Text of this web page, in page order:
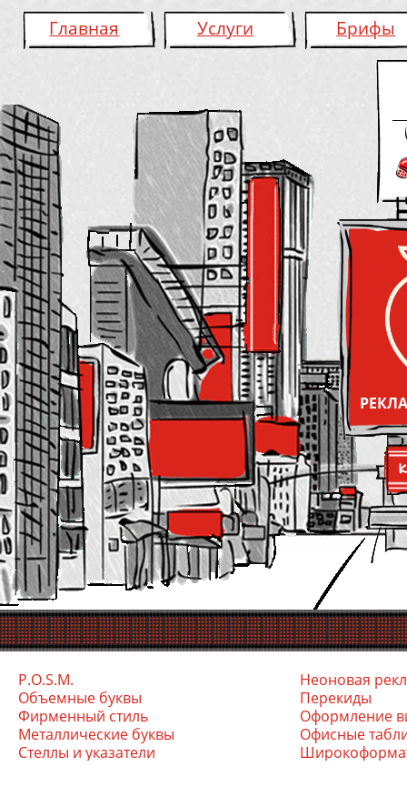
Главная Услуги Брифы
P.O.S.M.
Неоновая
Объемные буквы
Перекиды
Фирменный стиль
Оформление
Ме­тал­ли­чес­кие бук­вы
Офис­ные
Стел­лы и ука­зате­ли